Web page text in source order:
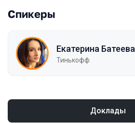
Спикеры
Екатерина Батеева
Тинькофф
Доклады